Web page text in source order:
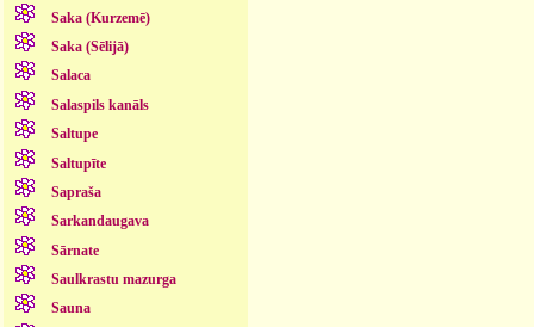
Saka (Kurzemē)
Saka (Sēlijā)
Salaca
Salaspils kanāls
Saltupe
Saltupīte
Sapraša
Sarkandaugava
Sārnate
Saulkrastu mazurga
Sauna